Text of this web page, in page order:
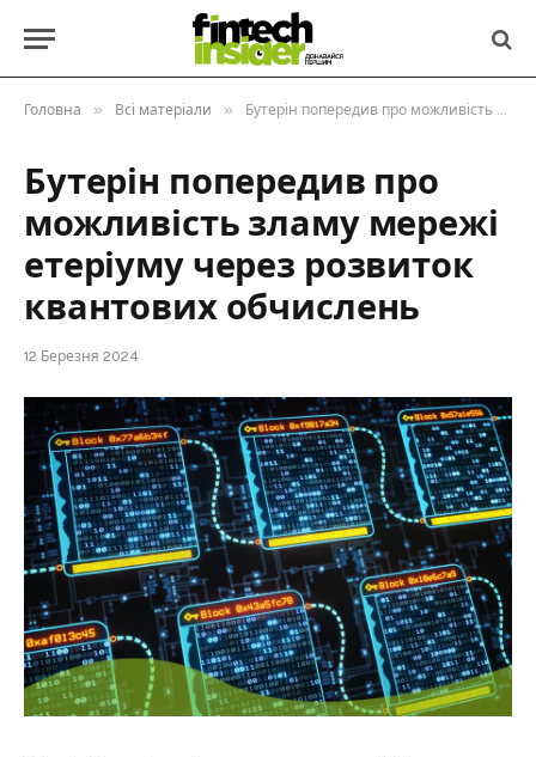
Головна » Всі матеріали » Бутерін попередив про можливість зламу мережі етеріуму через розвиток квантових обчислень
Бутерін попередив про
можливість зламу мережі
етеріуму через розвиток
квантових обчислень
12 Березня 2024